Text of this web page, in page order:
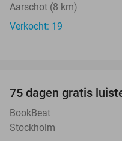
Aarschot (8 km)
Verkocht: 19
75 dagen gratis
BookBeat
Stockholm